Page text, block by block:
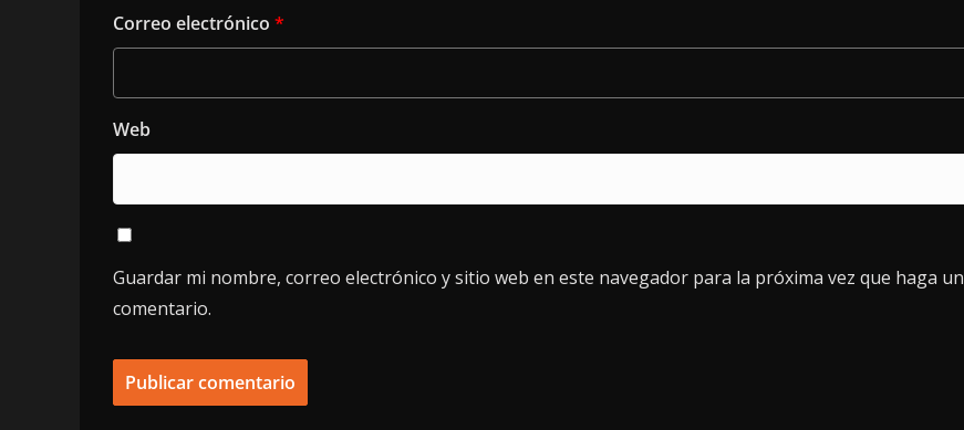
Correo electrónico *
Web
Guardar mi nombre, correo electrónico y sitio web en este navegador para la próxima vez que haga un
comentario.